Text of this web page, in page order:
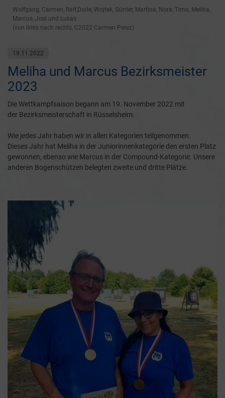
Wolfgang, Carmen, Ralf,Dorle, Wojtek, Günter, Martina, Nora, Timo, Meliha,
Marcus, Joel und Lukas
(von links nach rechts, C2022 Carmen Perez)
19.11.2022
Meliha und Marcus Bezirksmeister
2023
Die Wettkampfsaison begann am 19. November 2022 mit
der Bezirksmeisterschaft in Rüsselsheim.
Wie jedes Jahr haben wir in allen Kategorien teilgenommen.
Dieses Jahr hat Meliha in der Juniorinnenkategorie den ersten Platz
gewonnen, ebenso wie Marcus in der Compound-Kategorie. Unsere
anderen Bogenschützen belegten zweite und dritte Plätze.